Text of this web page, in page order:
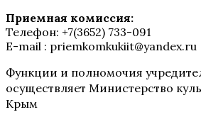
Приемная комиссия:
Телефон: +7(3652) 733-091
E-mail : priemkomkukiit@yandex.ru
Функции и полномочия
осуществляет Министерство
Крым